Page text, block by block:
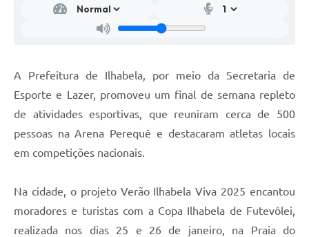
A Prefeitura de Ilhabela, por meio da Secretaria de
Esporte e Lazer, promoveu um final de semana repleto
de atividades esportivas, que reuniram cerca de 500
pessoas na Arena Perequê e destacaram atletas locais
em competições nacionais.
Na cidade, o projeto Verão Ilhabela Viva 2025 encantou
moradores e turistas com a Copa Ilhabela de Futevôlei,
realizada nos dias 25 e 26 de janeiro, na Praia do